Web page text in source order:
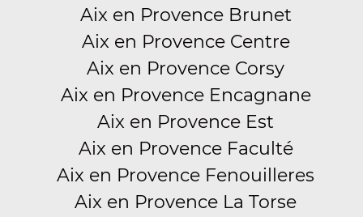
Aix en Provence Brunet
Aix en Provence Centre
Aix en Provence Corsy
Aix en Provence Encagnane
Aix en Provence Est
Aix en Provence Faculté
Aix en Provence Fenouilleres
Aix en Provence La Torse